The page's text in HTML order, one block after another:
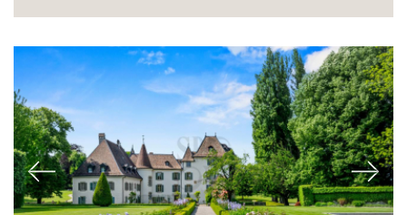
Acheter
Louer
International
Vendre
Previous Next